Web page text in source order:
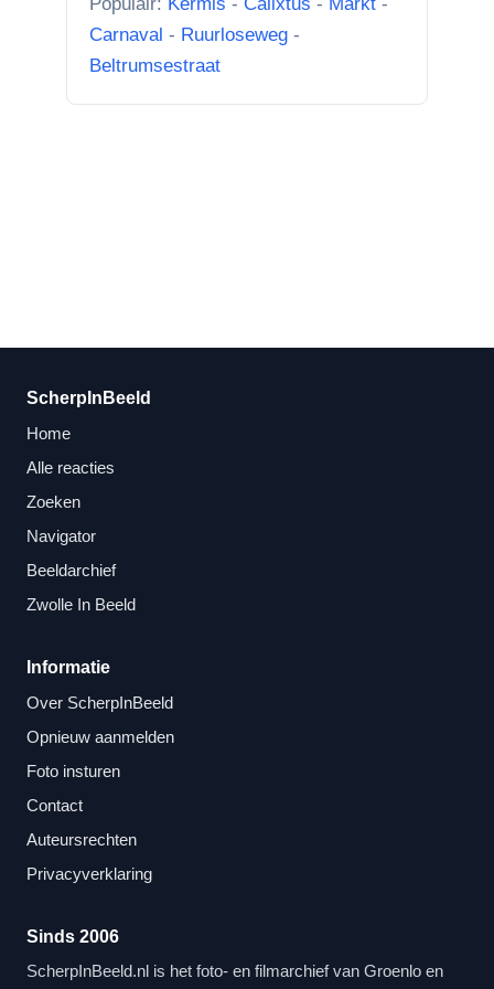
Carnaval - Ruurloseweg -
Beltrumsestraat
ScherpInBeeld
Home
Alle reacties
Zoeken
Navigator
Beeldarchief
Zwolle In Beeld
Informatie
Over ScherpInBeeld
Opnieuw aanmelden
Foto insturen
Contact
Auteursrechten
Privacyverklaring
Sinds 2006
ScherpInBeeld.nl is het foto- en filmarchief van Groenlo en